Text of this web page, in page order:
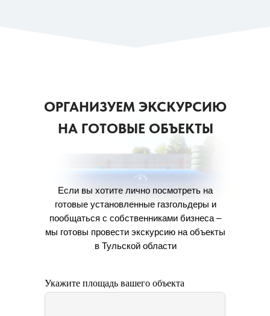
ОРГАНИЗУЕМ ЭКСКУРСИЮ
НА ГОТОВЫЕ ОБЪЕКТЫ
Если вы хотите лично посмотреть на
готовые установленные газгольдеры и
пообщаться с собственниками бизнеса –
мы готовы провести экскурсию на объекты
в Тульской области
Укажите площадь вашего объекта